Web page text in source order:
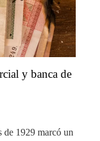
y banca de
de 1929 marcó un